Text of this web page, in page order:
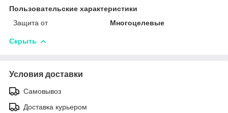
Пользовательские характеристики
Защита от
Многоцелевые
Скрыть
Условия доставки
Самовывоз
Доставка курьером